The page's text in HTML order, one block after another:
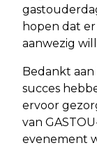
hopen dat
aanwezig
Bedankt
succes
ervoor
van
evenement